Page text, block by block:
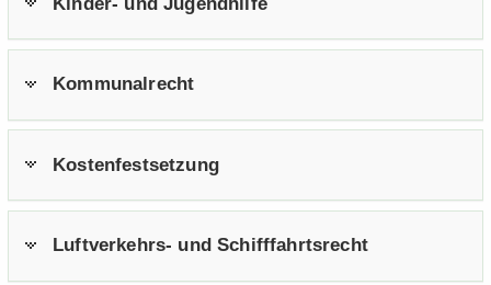
Kom­mu­nal­recht
Kos­ten­fest­set­zung
Luftverkehrs-​ und Schiff­fahrts­recht